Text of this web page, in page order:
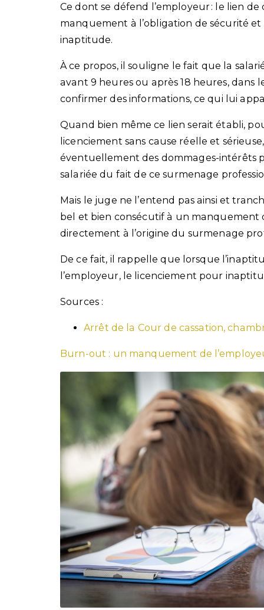
Ce dont se défend l’employeur : le lien
manquement à l’obligation de sécurité
inaptitude.
À ce propos, il souligne le fait que la
avant 9 heures ou après 18 heures, dans
confirmer des informations, ce qui lui
Quand bien même ce lien serait établi,
licenciement sans cause réelle et
éventuellement des dommages-intérêts
salariée du fait de ce surmenage
Mais le juge ne l’entend pas ainsi et
bel et bien consécutif à un manquement
directement à l’origine du surmenage
De ce fait, il rappelle que lorsque
l’employeur, le licenciement pour
Sources :
Arrêt de la Cour de cassation,
Burn-out : un manquement de